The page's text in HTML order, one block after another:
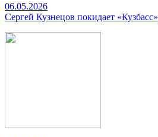
06.05.2026
Сергей Кузнецов покидает «Кузбасс»